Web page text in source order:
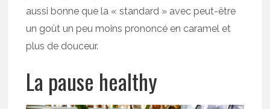
aussi bonne que la « standard » avec peut-être
un goût un peu moins prononcé en caramel et
plus de douceur.
La pause healthy